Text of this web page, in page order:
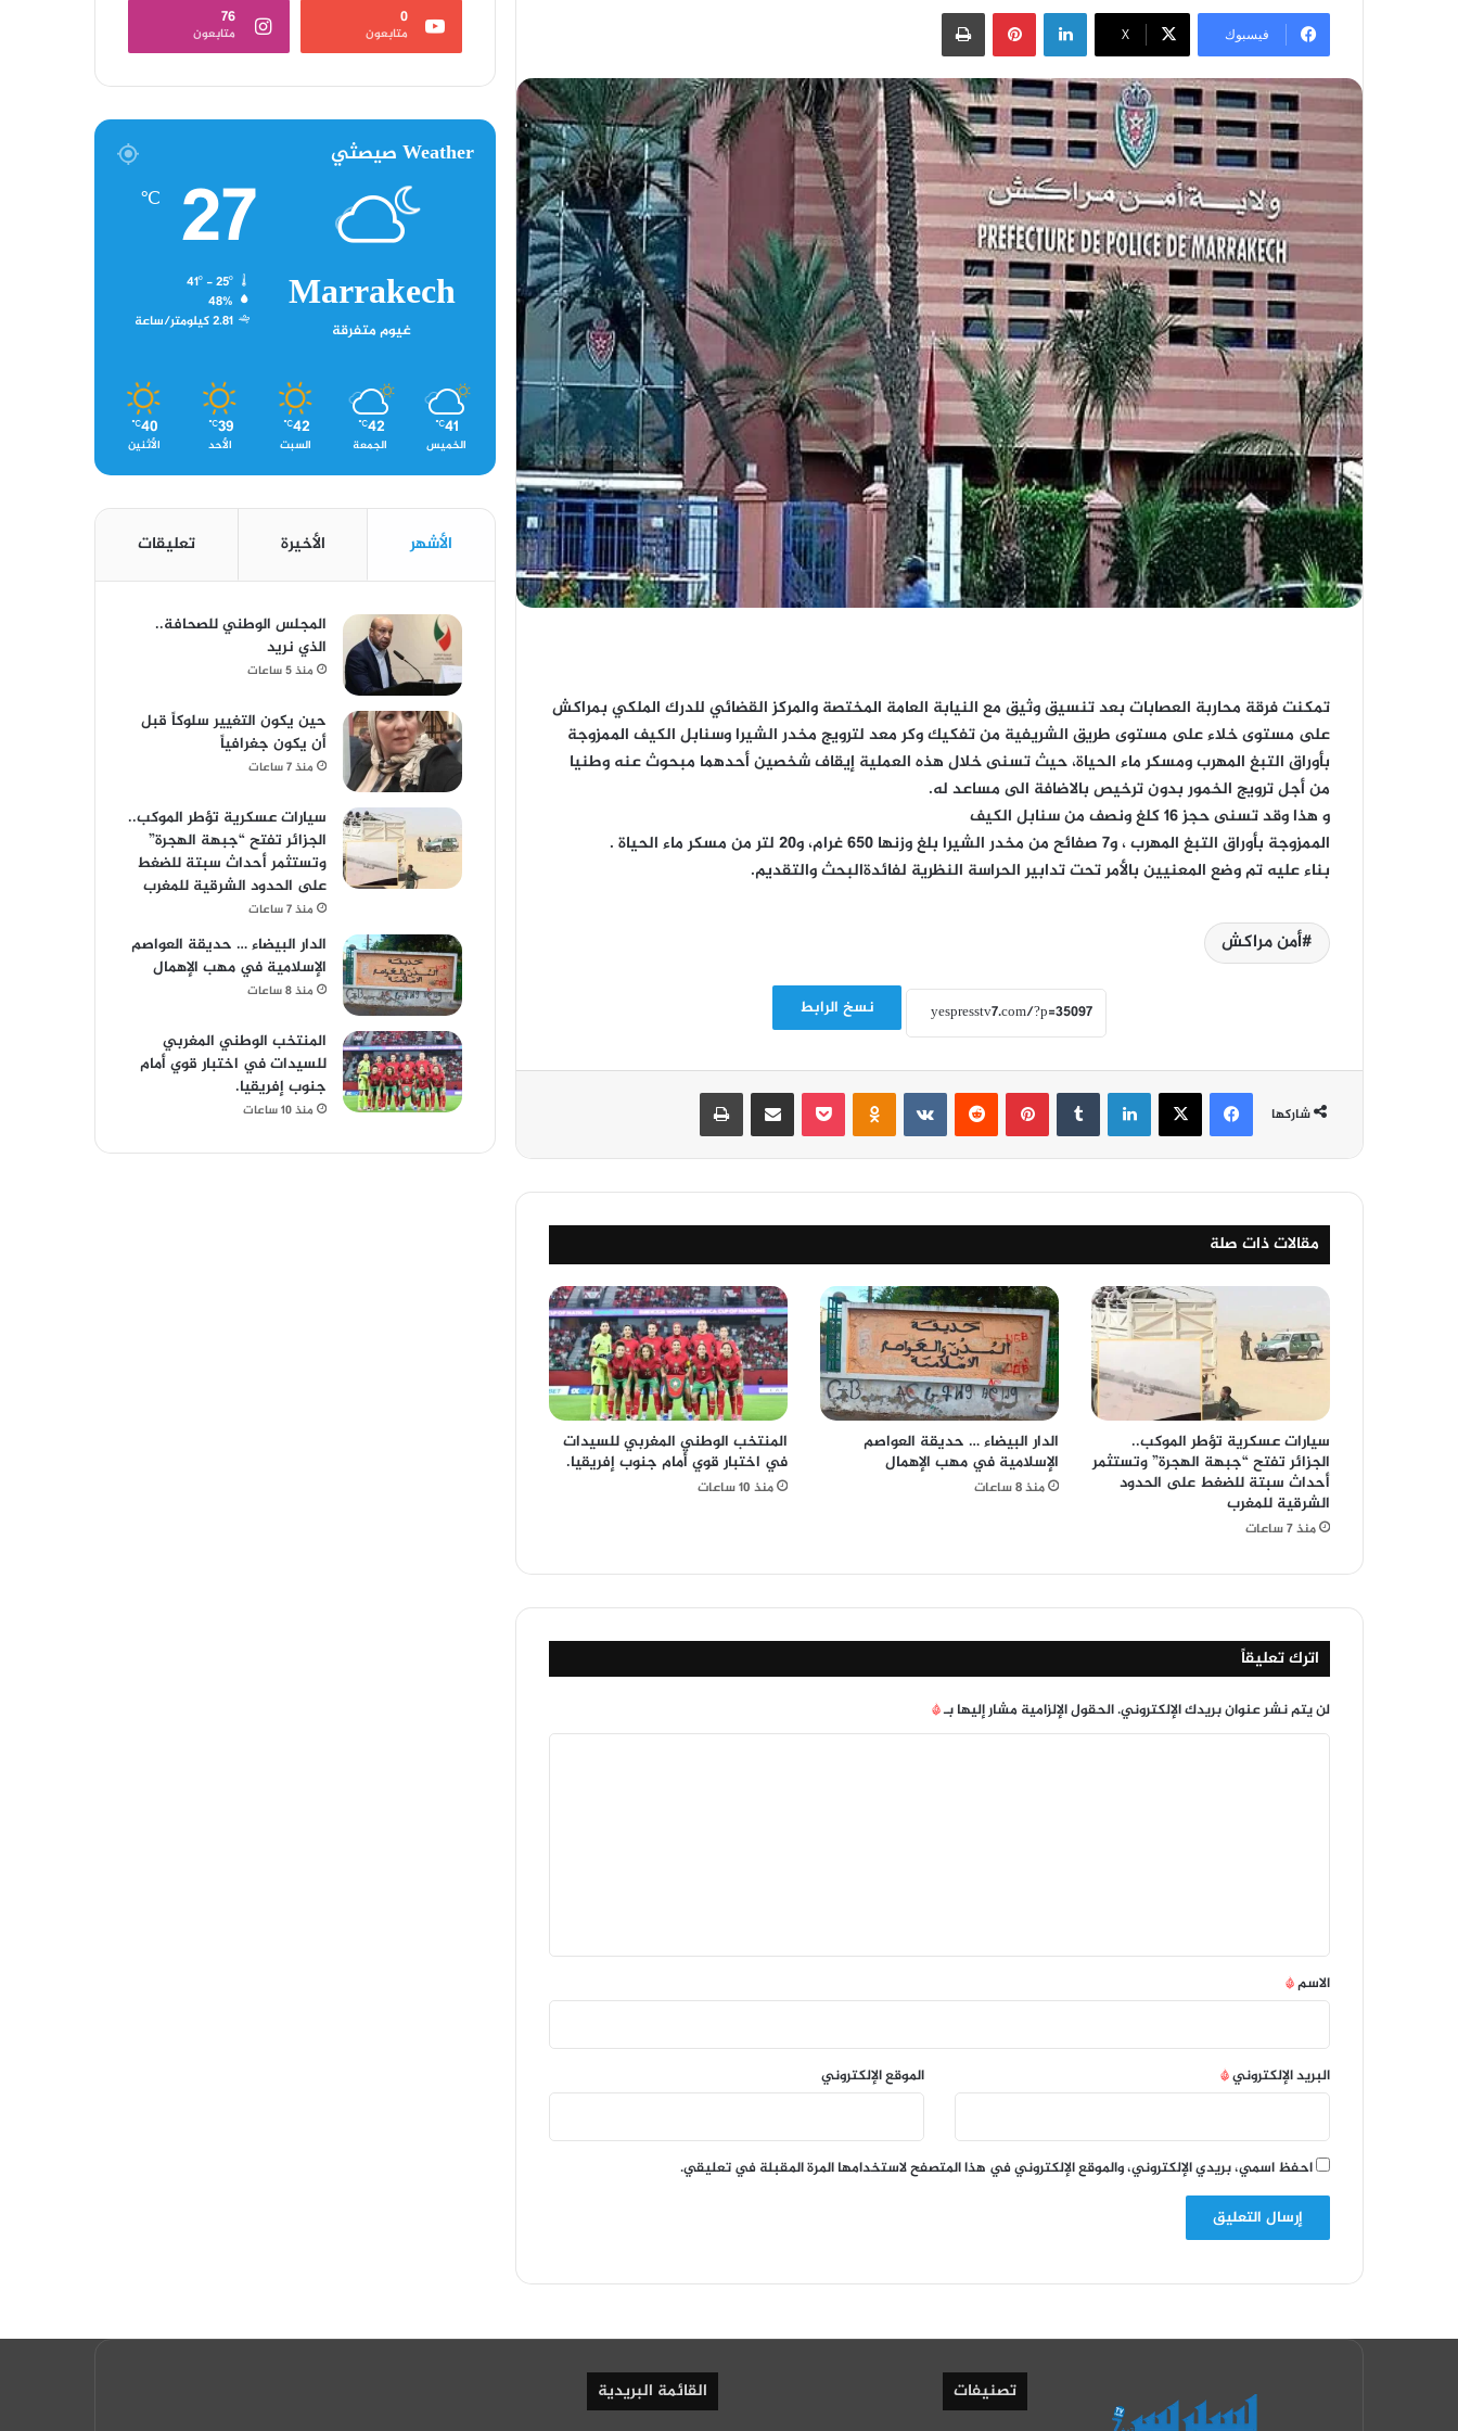
فيسبوك ‫X
لينكدإن بينتيريست
تمكنت فرقة محاربة العصابات بعد تنسيق وثيق مع النيابة العامة المختصة والمركز القضائي للدرك الملكي بمراكش
على مستوى خلاء على مستوى طريق الشريفية من تفكيك وكر معد لترويج مخدر الشيرا وسنابل الكيف الممزوجة
بأوراق التبغ المهرب ومسكر ماء الحياة، حيث تسنى خلال هذه العملية إيقاف شخصين أحدهما مبحوث عنه وطنيا
من أجل ترويج الخمور بدون ترخيص بالاضافة الى مساعد له.
و هذا وقد تسنى حجز 16 كلغ ونصف من سنابل الكيف
الممزوجة بأوراق التبغ المهرب ، و7 صفائح من مخدر الشيرا بلغ وزنها 650 غرام، و20 لتر من مسكر ماء الحياة .
بناء عليه تم وضع المعنيين بالأمر تحت تدابير الحراسة النظرية لفائدةالبحث والتقديم.
أمن مراكش
نسخ الرابط
شاركها
فيسبوك ‫X لينكدإن بينتيريست مشاركة عبر البريد
مقالات ذات صلة
سيارات عسكرية تؤطر الموكب..
الجزائر تفتح “جبهة الهجرة” وتستثمر
أحداث سبتة للضغط على الحدود
الشرقية للمغرب
منذ 7 ساعات
الدار البيضاء … حديقة العواصم
الإسلامية في مهب الإهمال
منذ 8 ساعات
المنتخب الوطني المغربي للسيدات
في اختبار قوي أمام جنوب إفريقيا.
منذ 10 ساعات
اترك تعليقاً
لن يتم نشر عنوان بريدك الإلكتروني.الحقول الإلزامية مشار إليها بـ*
*
الاسم*
البريد الإلكتروني* الموقع الإلكتروني
احفظ اسمي، بريدي الإلكتروني، والموقع الإلكتروني في هذا المتصفح لاستخدامها المرة المقبلة في تعليقي.
0
متابعون
76
متابعون
Weather صيصثي
Marrakech
غيوم متفرقة
27
℃
41º - 25º
48%
2.81 كيلومتر/ساعة
41
℃
الخميس
42
℃
الجمعة
42
℃
السبت
39
℃
الأحد
40
℃
الأثنين
الأشهر الأخيرة تعليقات
المجلس الوطني للصحافة..
الذي نريد
منذ 5 ساعات
حين يكون التغيير سلوكاً قبل
أن يكون جغرافياً
منذ 7 ساعات
سيارات عسكرية تؤطر الموكب..
الجزائر تفتح “جبهة الهجرة”
وتستثمر أحداث سبتة للضغط
على الحدود الشرقية للمغرب
منذ 7 ساعات
الدار البيضاء … حديقة العواصم
الإسلامية في مهب الإهمال
منذ 8 ساعات
المنتخب الوطني المغربي
للسيدات في اختبار قوي أمام
جنوب إفريقيا.
منذ 10 ساعات
تصنيفات القائمة البريدية